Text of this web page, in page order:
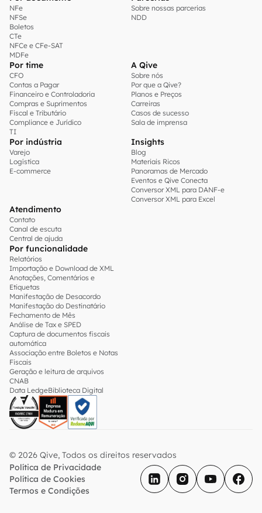
NFe
NFSe
Boletos
CTe
NFCe e CFe-SAT
MDFe
Sobre nossas parcerias
NDD
Por time
CFO
Contas a Pagar
Financeiro e Controladoria
Compras e Suprimentos
Fiscal e Tributário
Compliance e Jurídico
TI
A Qive
Sobre nós
Por que a Qive?
Planos e Preços
Carreiras
Casos de sucesso
Sala de imprensa
Por indústria
Varejo
Logística
E-commerce
Insights
Blog
Materiais Ricos
Panoramas de Mercado
Eventos e Qive Conecta
Conversor XML para DANF-e
Conversor XML para Excel
Atendimento
Contato
Canal de escuta
Central de ajuda
Por funcionalidade
Relatórios
Importação e Download de XML
Anotações, Comentários e
Etiquetas
Manifestação de Desacordo
Manifestação do Destinatário
Fechamento de Mês
Análise de Tax e SPED
Captura de documentos fiscais
automática
Associação entre Boletos e Notas
Fiscais
Geração e leitura de arquivos
CNAB
Data LedgeBiblioteca Digital
© 2026 Qive, Todos os direitos reservados
Política de Privacidade
Política de Cookies
Termos e Condições